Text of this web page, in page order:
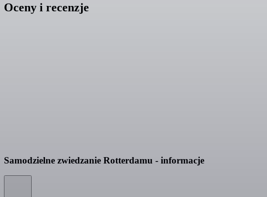
Oceny i recenzje
Samodzielne zwiedzanie Rotterdamu - informacje